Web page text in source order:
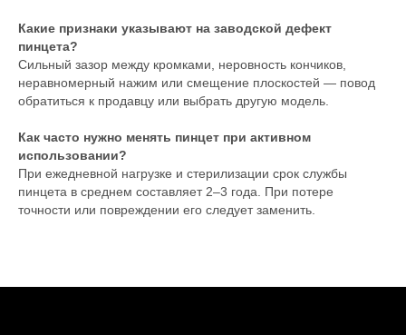
Какие признаки указывают на заводской дефект
пинцета?
Сильный зазор между кромками, неровность кончиков,
неравномерный нажим или смещение плоскостей — повод
обратиться к продавцу или выбрать другую модель.
Как часто нужно менять пинцет при активном
использовании?
При ежедневной нагрузке и стерилизации срок службы
пинцета в среднем составляет 2–3 года. При потере
точности или повреждении его следует заменить.